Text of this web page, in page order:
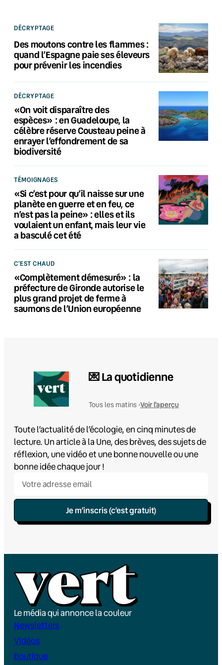
DÉCRYPTAGE
Des moutons contre les flammes :
quand l’Espagne paie ses éleveurs
pour prévenir les incendies
DÉCRYPTAGE
«On voit disparaître des
espèces» : en Guadeloupe, la
célèbre réserve Cousteau peine à
enrayer l’effondrement de sa
biodiversité
TÉMOIGNAGES
«Si c’est pour qu’il naisse sur une
planète en guerre et en feu, ce
n’est pas la peine» : elles et ils
voulaient un enfant, mais leur vie
a basculé cet été
C'EST CHAUD
«Complètement démesuré» : la
préfecture de Gironde autorise le
plus grand projet de ferme à
saumons de l’Union européenne
💌 La quotidienne
Tous les matins •Voir l'aperçu
Toute l’actualité de l’écologie, en cinq minutes de
lecture. Un article à la Une, des brèves, des sujets de
réflexion, une vidéo et une bonne nouvelle ou une
bonne idée chaque jour !
Je m’inscris (c’est gratuit)
Le média qui annonce la couleur
Newsletters
Vidéos
Boutique